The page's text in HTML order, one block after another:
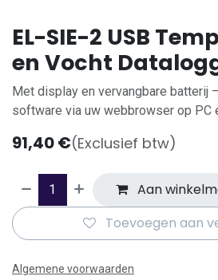
EL-SIE-2 USB
en Vocht
Met display en vervangbare batterij
software via uw webbrowser op PC
91,40€(Exclusief btw)
Aan
Toevoegen aan
Algemene voorwaarden